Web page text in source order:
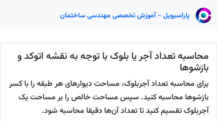
پاراسیویل - آموزش تخصصی مهندسی ساختمان
محاسبه تعداد آجر یا بلوک با توجه به نقشه اتوکد و
بازشوها
برای محاسبه تعداد آجربلوک، مساحت دیوارهای هر طبقه را با کسر
بازشوها محاسبه کنید. سپس مساحت خالص را بر مساحت یک
آجربلوک تقسیم کنید تا تعداد آن‌ها دقیقا محاسبه شود.